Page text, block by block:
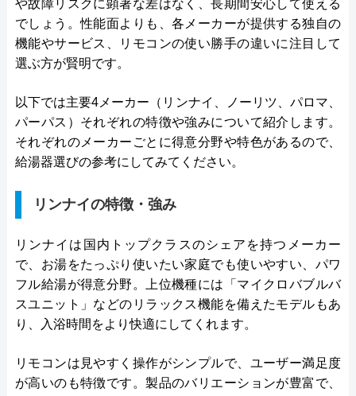
や故障リスクに顕著な差はなく、長期間安心して使える
でしょう。性能面よりも、各メーカーが提供する独自の
機能やサービス、リモコンの使い勝手の違いに注目して
選ぶ方が賢明です。
以下では主要4メーカー（リンナイ、ノーリツ、パロマ、
パーパス）それぞれの特徴や強みについて紹介します。
それぞれのメーカーごとに得意分野や特色があるので、
給湯器選びの参考にしてみてください。
リンナイの特徴・強み
リンナイは国内トップクラスのシェアを持つメーカー
で、お湯をたっぷり使いたい家庭でも使いやすい、パワ
フル給湯が得意分野。上位機種には「マイクロバブルバ
スユニット」などのリラックス機能を備えたモデルもあ
り、入浴時間をより快適にしてくれます。
リモコンは見やすく操作がシンプルで、ユーザー満足度
が高いのも特徴です。製品のバリエーションが豊富で、